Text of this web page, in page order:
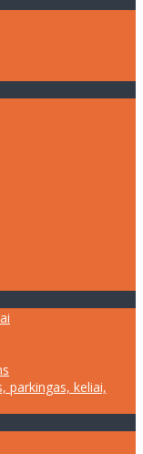
parkingas, keliai,